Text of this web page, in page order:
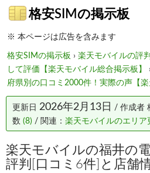
格安SIMの掲示板
※ 本ページは広告を含みます
格安SIMの掲示板 › 楽天モバイルの評
して評価【楽天モバイル総合掲示板】
府県別の口コミ2000件！実際の声【楽
更新日 2026年2月13日 / 作成者
数 (8) / 関連： 楽天モバイルのエリア
楽天モバイルの福井の
評判[口コミ6件]と店舗